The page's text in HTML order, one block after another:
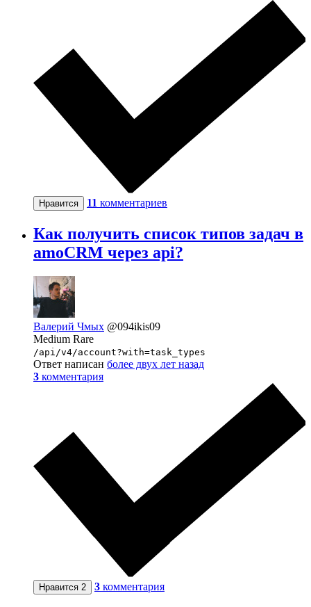
Нравится 11 комментариев
Как получить список типов задач в
amoCRM через api?
Валерий Чмых @094ikis09
Medium Rare
/api/v4/account?with=task_types
Ответ написан более двух лет назад
3 комментария
Нравится 2 3 комментария